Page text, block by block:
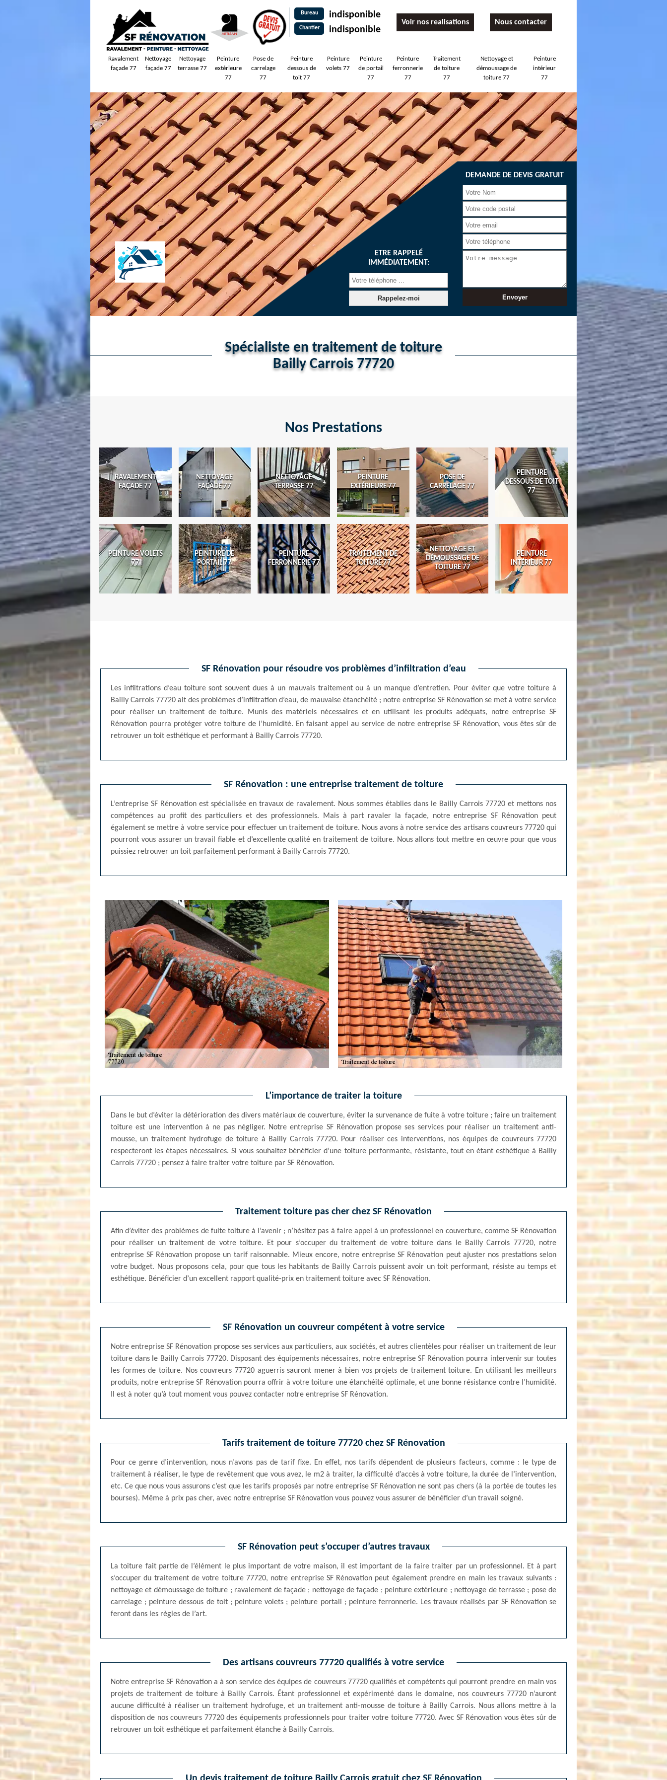
Bureau indisponible
Chantier indisponible
Voir nos realisations Nous contacter
Ravalement
façade 77
Nettoyage
façade 77
Nettoyage
terrasse 77
Peinture
extérieure
77
Pose de
carrelage
77
Peinture
dessous de
toit 77
Peinture
volets 77
Peinture
de portail
77
Peinture
ferronnerie
77
Traitement
de toiture
77
Nettoyage et
démoussage de
toiture 77
Peinture
intérieur
77
ETRE RAPPELÉ
IMMÉDIATEMENT:
DEMANDE DE DEVIS GRATUIT
Spécialiste en traitement de toiture
Bailly Carrois 77720
Nos Prestations
RAVALEMENT
FAÇADE 77
NETTOYAGE
FAÇADE 77
NETTOYAGE
TERRASSE 77
PEINTURE
EXTÉRIEURE 77
POSE DE
CARRELAGE 77
PEINTURE
DESSOUS DE TOIT
77
PEINTURE VOLETS
77
PEINTURE DE
PORTAIL 77
PEINTURE
FERRONNERIE 77
TRAITEMENT DE
TOITURE 77
NETTOYAGE ET
DÉMOUSSAGE DE
TOITURE 77
PEINTURE
INTÉRIEUR 77
SF Rénovation pour résoudre vos problèmes d’infiltration d’eau
Les infiltrations d’eau toiture sont souvent dues à un mauvais traitement ou à un manque d’entretien. Pour éviter que votre toiture à
Bailly Carrois 77720 ait des problèmes d’infiltration d’eau, de mauvaise étanchéité ; notre entreprise SF Rénovation se met à votre service
pour réaliser un traitement de toiture. Munis des matériels nécessaires et en utilisant les produits adéquats, notre entreprise SF
Rénovation pourra protéger votre toiture de l’humidité. En faisant appel au service de notre entreprise SF Rénovation, vous êtes sûr de
retrouver un toit esthétique et performant à Bailly Carrois 77720.
SF Rénovation : une entreprise traitement de toiture
L’entreprise SF Rénovation est spécialisée en travaux de ravalement. Nous sommes établies dans le Bailly Carrois 77720 et mettons nos
compétences au profit des particuliers et des professionnels. Mais à part ravaler la façade, notre entreprise SF Rénovation peut
également se mettre à votre service pour effectuer un traitement de toiture. Nous avons à notre service des artisans couvreurs 77720 qui
pourront vous assurer un travail fiable et d’excellente qualité en traitement de toiture. Nous allons tout mettre en œuvre pour que vous
puissiez retrouver un toit parfaitement performant à Bailly Carrois 77720.
L’importance de traiter la toiture
Dans le but d’éviter la détérioration des divers matériaux de couverture, éviter la survenance de fuite à votre toiture ; faire un traitement
toiture est une intervention à ne pas négliger. Notre entreprise SF Rénovation propose ses services pour réaliser un traitement anti-
mousse, un traitement hydrofuge de toiture à Bailly Carrois 77720. Pour réaliser ces interventions, nos équipes de couvreurs 77720
respecteront les étapes nécessaires. Si vous souhaitez bénéficier d’une toiture performante, résistante, tout en étant esthétique à Bailly
Carrois 77720 ; pensez à faire traiter votre toiture par SF Rénovation.
Traitement toiture pas cher chez SF Rénovation
Afin d’éviter des problèmes de fuite toiture à l’avenir ; n’hésitez pas à faire appel à un professionnel en couverture, comme SF Rénovation
pour réaliser un traitement de votre toiture. Et pour s’occuper du traitement de votre toiture dans le Bailly Carrois 77720, notre
entreprise SF Rénovation propose un tarif raisonnable. Mieux encore, notre entreprise SF Rénovation peut ajuster nos prestations selon
votre budget. Nous proposons cela, pour que tous les habitants de Bailly Carrois puissent avoir un toit performant, résiste au temps et
esthétique. Bénéficier d’un excellent rapport qualité-prix en traitement toiture avec SF Rénovation.
SF Rénovation un couvreur compétent à votre service
Notre entreprise SF Rénovation propose ses services aux particuliers, aux sociétés, et autres clientèles pour réaliser un traitement de leur
toiture dans le Bailly Carrois 77720. Disposant des équipements nécessaires, notre entreprise SF Rénovation pourra intervenir sur toutes
les formes de toiture. Nos couvreurs 77720 aguerris sauront mener à bien vos projets de traitement toiture. En utilisant les meilleurs
produits, notre entreprise SF Rénovation pourra offrir à votre toiture une étanchéité optimale, et une bonne résistance contre l’humidité.
Il est à noter qu’à tout moment vous pouvez contacter notre entreprise SF Rénovation.
Tarifs traitement de toiture 77720 chez SF Rénovation
Pour ce genre d’intervention, nous n’avons pas de tarif fixe. En effet, nos tarifs dépendent de plusieurs facteurs, comme : le type de
traitement à réaliser, le type de revêtement que vous avez, le m2 à traiter, la difficulté d’accès à votre toiture, la durée de l’intervention,
etc. Ce que nous vous assurons c’est que les tarifs proposés par notre entreprise SF Rénovation ne sont pas chers (à la portée de toutes les
bourses). Même à prix pas cher, avec notre entreprise SF Rénovation vous pouvez vous assurer de bénéficier d’un travail soigné.
SF Rénovation peut s’occuper d’autres travaux
La toiture fait partie de l’élément le plus important de votre maison, il est important de la faire traiter par un professionnel. Et à part
s’occuper du traitement de votre toiture 77720, notre entreprise SF Rénovation peut également prendre en main les travaux suivants :
nettoyage et démoussage de toiture ; ravalement de façade ; nettoyage de façade ; peinture extérieure ; nettoyage de terrasse ; pose de
carrelage ; peinture dessous de toit ; peinture volets ; peinture portail ; peinture ferronnerie. Les travaux réalisés par SF Rénovation se
feront dans les règles de l’art.
Des artisans couvreurs 77720 qualifiés à votre service
Notre entreprise SF Rénovation a à son service des équipes de couvreurs 77720 qualifiés et compétents qui pourront prendre en main vos
projets de traitement de toiture à Bailly Carrois. Étant professionnel et expérimenté dans le domaine, nos couvreurs 77720 n’auront
aucune difficulté à réaliser un traitement hydrofuge, et un traitement anti-mousse de toiture à Bailly Carrois. Nous allons mettre à la
disposition de nos couvreurs 77720 des équipements professionnels pour traiter votre toiture 77720. Avec SF Rénovation vous êtes sûr de
retrouver un toit esthétique et parfaitement étanche à Bailly Carrois.